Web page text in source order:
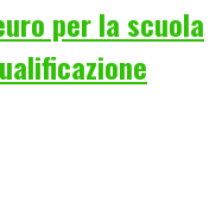
per la scuola